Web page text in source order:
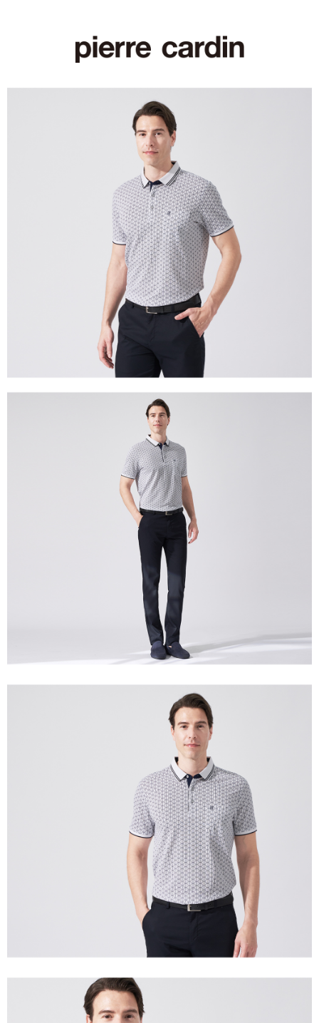
付款後全家取貨
每筆NT$60，滿NT$1,200(含以上)免運費
每筆NT$60，滿NT$1,200(含以上)免運費
每筆NT$60，滿NT$1,200(含以上)免運費
每筆NT$60，滿NT$1,200(含以上)免運費
每筆NT$80，滿NT$1,200(含以上)免運費
每筆NT$80，滿NT$1,200(含以上)免運費